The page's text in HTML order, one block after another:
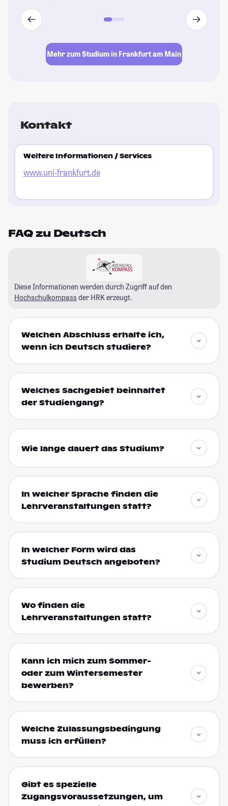
Mehr zum Studium in Frankfurt am Main
Kontakt
Weitere Informationen / Services
www.uni-frankfurt.de
FAQ zu Deutsch
Diese Informationen werden durch Zugriff auf den
Hochschulkompass der HRK erzeugt.
Welchen Abschluss erhalte ich,
wenn ich Deutsch studiere?
Welches Sachgebiet beinhaltet
der Studiengang?
Wie lange dauert das Studium?
In welcher Sprache finden die
Lehrveranstaltungen statt?
In welcher Form wird das
Studium Deutsch angeboten?
Wo finden die
Lehrveranstaltungen statt?
Kann ich mich zum Sommer-
oder zum Wintersemester
bewerben?
Welche Zulassungsbedingung
muss ich erfüllen?
Gibt es spezielle
Zugangsvoraussetzungen, um